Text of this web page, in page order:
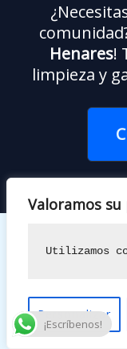
Valoramos
Utilizamos
Personalizar
Henares!
limpieza y
Dirección
Calle
¡Escríbenos!